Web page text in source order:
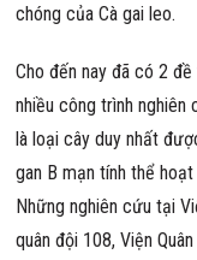
chóng của Cà gai leo.
Cho đến nay đã có 2
nhiều công trình nghiên
là loại cây duy nhất
gan B mạn tính thể
Những nghiên cứu tại
quân đội 108, Viện